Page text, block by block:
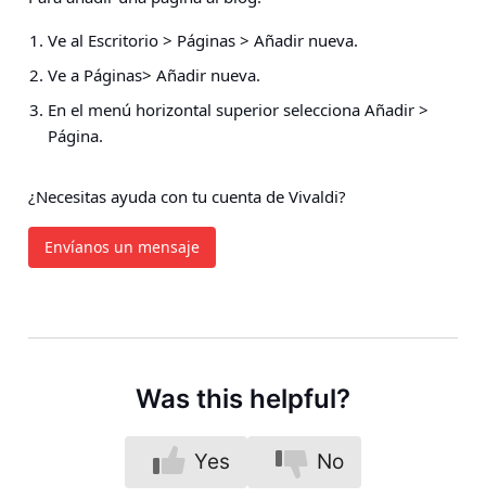
Ve al Escritorio > Páginas > Añadir nueva.
Ve a Páginas> Añadir nueva.
En el menú horizontal superior selecciona Añadir >
Página.
¿Necesitas ayuda con tu cuenta de Vivaldi?
Envíanos un mensaje
Was this helpful?
Yes No